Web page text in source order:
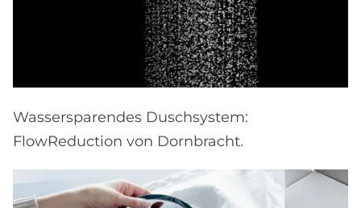
Wassersparendes Duschsystem:
FlowReduction von Dornbracht.